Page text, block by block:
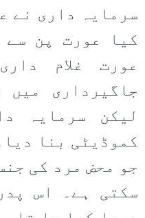
سرمایہ داری نے
کیا عورت پن
عورت غلام
جاگیرداری
لیکن سرمایہ
کموڈیٹی بنا
جو محض مرد کی
سکتی ہے۔ اس